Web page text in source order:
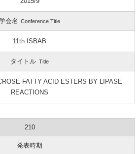
会名 Conference Title
11th ISBAB
タイトル Title
FATTY ACID ESTERS BY LIPASE
REACTIONS
210
発表時期